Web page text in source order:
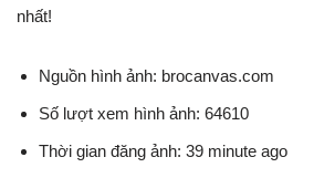
nhất!
Nguồn hình ảnh: brocanvas.com
Số lượt xem hình ảnh: 64610
Thời gian đăng ảnh: 39 minute ago